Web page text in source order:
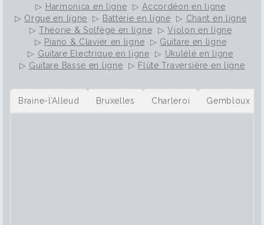
▷ Harmonica en ligne ▷Accordéon en ligne
▷ Orgue en ligne ▷ Batterie en ligne ▷ Chant en ligne
▷Théorie & Solfège en ligne ▷Violon en ligne
▷ Piano & Clavier en ligne ▷ Guitare en ligne
▷ Guitare Electrique en ligne ▷ Ukulélé en ligne
▷ Guitare Basse en ligne ▷ Flûte Traversière en ligne
Braine-l’Alleud Bruxelles Charleroi Gembloux